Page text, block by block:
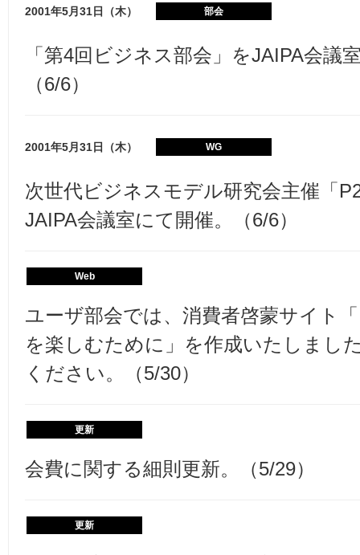
2001年5月31日（木） 部会
「第4回ビジネス部会」をJAIPA会議
（6/6）
2001年5月31日（木） WG
次世代ビジネスモデル研究会主催「
JAIPA会議室にて開催。（6/6）
Web
ユーザ部会では、消費者啓蒙サイト
を楽しむために」を作成いたしまし
ください。（5/30）
更新
会費に関する細則更新。（5/29）
更新